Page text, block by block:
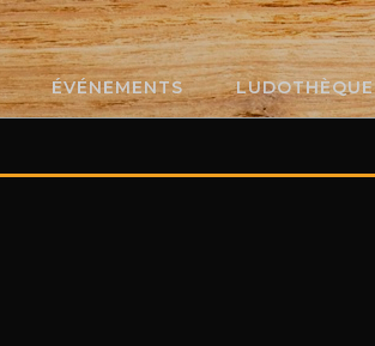
ÉVÉNEMENTS LUDOTHÈQUE